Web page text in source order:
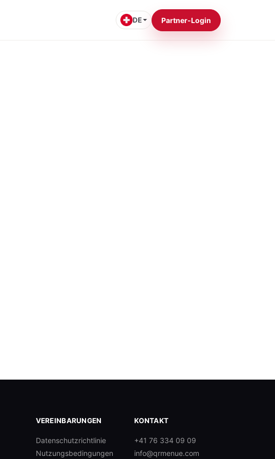
DE Partner-Login
VEREINBARUNGEN
Datenschutzrichtlinie
Nutzungsbedingungen
KONTAKT
+41 76 334 09 09
info@qrmenue.com